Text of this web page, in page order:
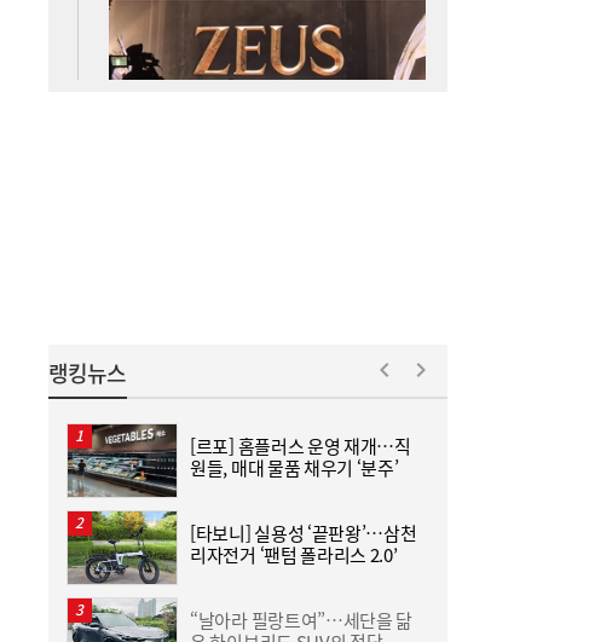
12:05
“삼전닉스 이렇게 싼데”…외국인, 코스피 못
사는 이유 [머니+]
랭킹뉴스
[르포] 홈플러스 운영 재개…직
원들, 매대 물품 채우기 ‘분주’
[타보니] 실용성 ‘끝판왕’…삼천
리자전거 ‘팬텀 폴라리스 2.0’
“날아라 필랑트여”…세단을 닮